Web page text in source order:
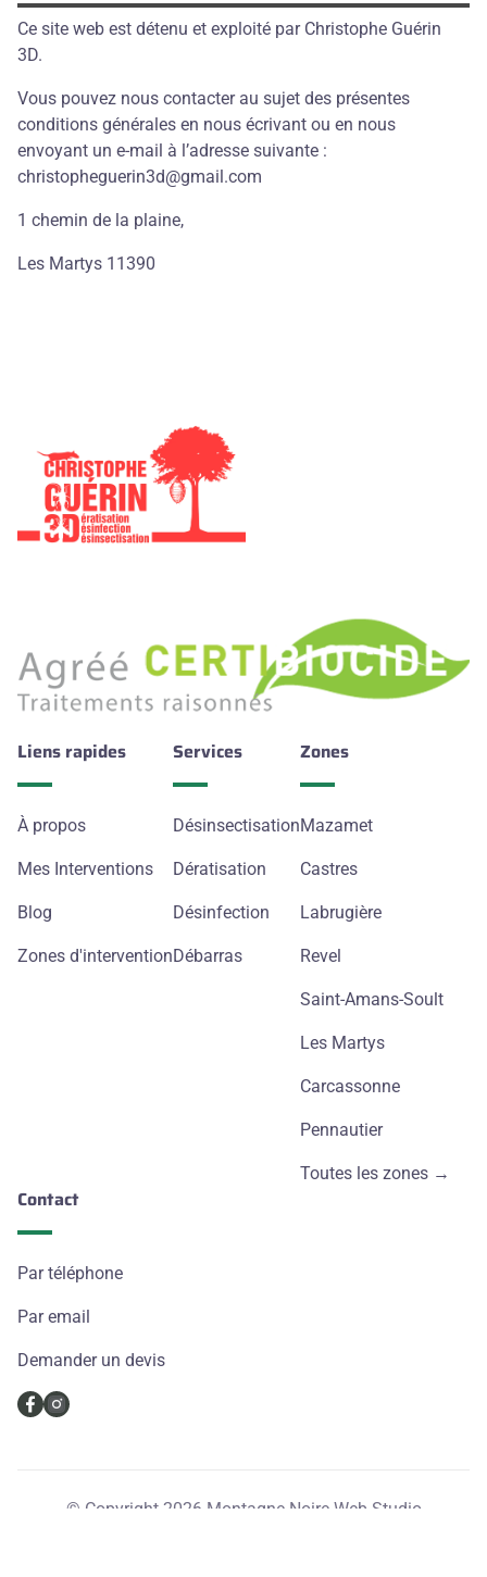
Ce site web est détenu et exploité par Christophe Guérin
3D.
Vous pouvez nous contacter au sujet des présentes
conditions générales en nous écrivant ou en nous
envoyant un e-mail à l’adresse suivante :
christopheguerin3d@gmail.com
1 chemin de la plaine,
Les Martys 11390
Liens rapides
À propos
Mes Interventions
Blog
Zones d'intervention
Services
Désinsectisation
Dératisation
Désinfection
Débarras
Zones
Mazamet
Castres
Labrugière
Revel
Saint-Amans-Soult
Les Martys
Carcassonne
Pennautier
Toutes les zones →
Contact
Par téléphone
Par email
Demander un devis
© Copyright 2026 Montagne Noire Web Studio